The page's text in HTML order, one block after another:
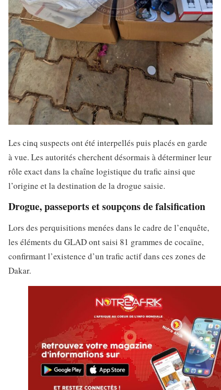
Les cinq suspects ont été interpellés puis placés en garde
à vue. Les autorités cherchent désormais à déterminer leur
rôle exact dans la chaîne logistique du trafic ainsi que
l’origine et la destination de la drogue saisie.
Drogue, passeports et soupçons de falsification
Lors des perquisitions menées dans le cadre de l’enquête,
les éléments du GLAD ont saisi 81 grammes de cocaïne,
confirmant l’existence d’un trafic actif dans ces zones de
Dakar.